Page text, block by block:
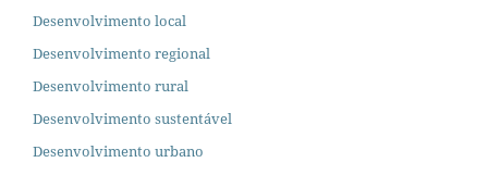
Desenvolvimento local
Desenvolvimento regional
Desenvolvimento rural
Desenvolvimento sustentável
Desenvolvimento urbano